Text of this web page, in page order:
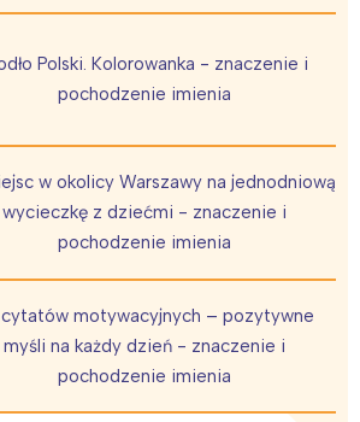
Polski. Kolorowanka - znaczenie i
pochodzenie imienia
w okolicy Warszawy na jednodniową
wycieczkę z dziećmi - znaczenie i
pochodzenie imienia
motywacyjnych – pozytywne
myśli na każdy dzień - znaczenie i
pochodzenie imienia